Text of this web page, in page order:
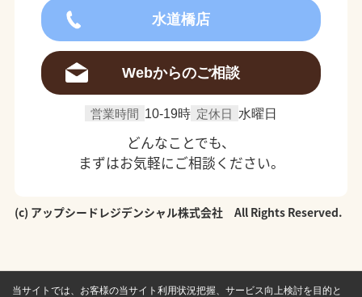
水道橋店
Webからのご相談
営業時間 10-19時 定休日 水曜日
どんなことでも、
まずはお気軽にご相談ください。
(c) アップシードレジデンシャル株式会社 All Rights Reserved.
当サイトでは、お客様の当サイト利用状況把握、サービス向上検討を目的と